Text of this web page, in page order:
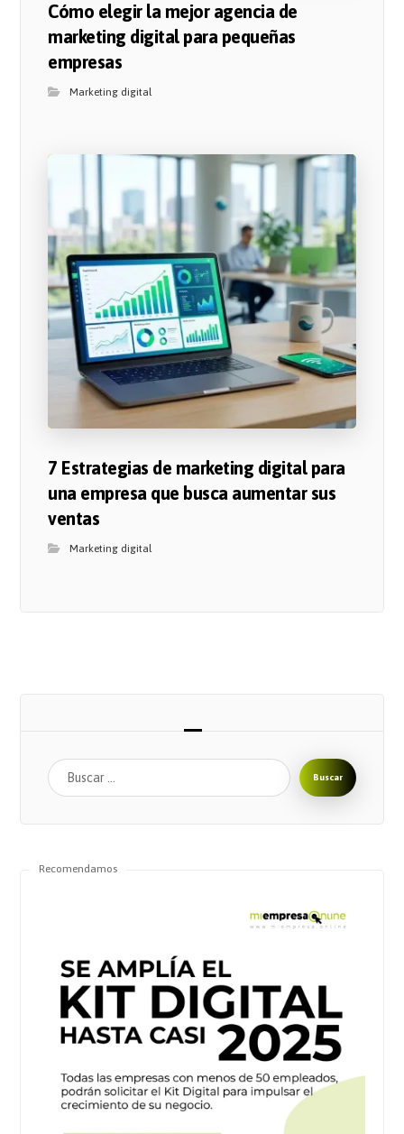
Cómo elegir la mejor agencia de
marketing digital para pequeñas
empresas
Marketing digital
7 Estrategias de marketing digital para
una empresa que busca aumentar sus
ventas
Marketing digital
Buscar
Recomendamos